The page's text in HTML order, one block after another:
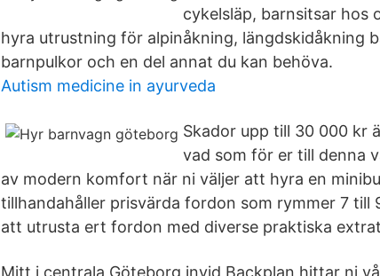
cykelsläp, barnsitsar hos
hyra utrustning för alpinåkning, längdskidåkning
barnpulkor och en del annat du kan behöva.
Autism medicine in ayurveda
Skador upp till 30 000 kr
vad som för er till denna
av modern komfort när ni väljer att hyra en
tillhandahåller prisvärda fordon som rymmer 7 till
att utrusta ert fordon med diverse praktiska
Mitt i centrala Göteborg invid Backplan hittar ni